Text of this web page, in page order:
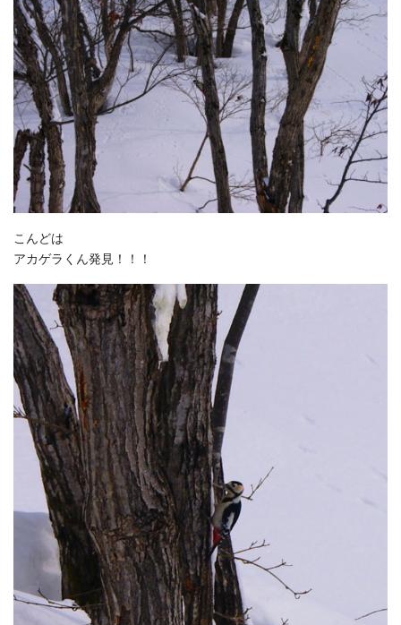
こんどは
アカゲラくん発見！！！